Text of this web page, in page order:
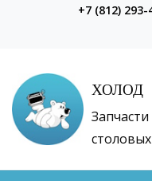
+7 (812)
ХОЛОД
столовых